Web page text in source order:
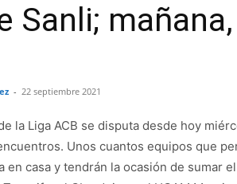
Sanli;
- 22 septiembre 2021
la Liga ACB se disputa desde hoy
Unos cuantos equipos que
en casa y tendrán la ocasión de sumar